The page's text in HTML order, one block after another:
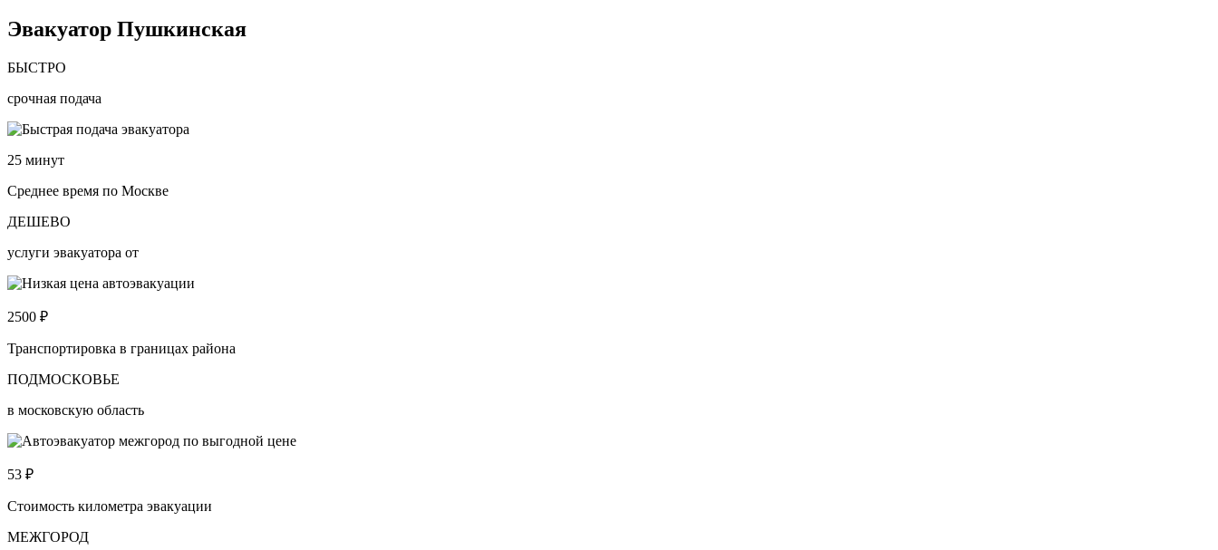
Эвакуатор Пушкинская
БЫСТРО
срочная подача
25 минут
Среднее время по Москве
ДЕШЕВО
услуги эвакуатора от
2500 ₽
Транспортировка в границах района
ПОДМОСКОВЬЕ
в московскую область
53 ₽
Стоимость километра эвакуации
МЕЖГОРОД